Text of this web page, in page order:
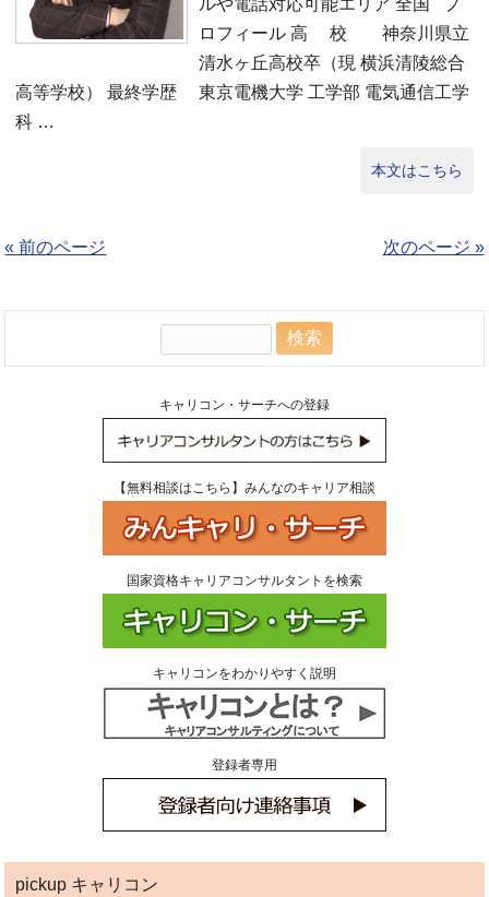
ルや電話対応可能エリア 全国 プ
ロフィール 高 校 神奈川県立
清水ヶ丘高校卒（現 横浜清陵総合
高等学校） 最終学歴 東京電機大学 工学部 電気通信工学
科 …
本文はこちら
« 前のページ 次のページ »
キャリコン・サーチへの登録
【無料相談はこちら】みんなのキャリア相談
国家資格キャリアコンサルタントを検索
キャリコンをわかりやすく説明
登録者専用
pickup キャリコン